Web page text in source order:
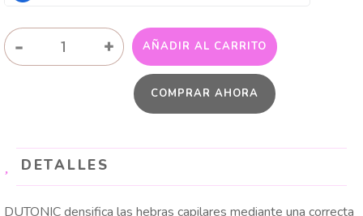
-
CAPILAR
+ AÑADIR AL CARRITO
COMPRAR AHORA
DETALLES
DUTONIC densifica las hebras capilares mediante una correcta